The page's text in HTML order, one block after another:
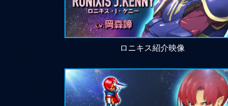
ロニキス紹介映像